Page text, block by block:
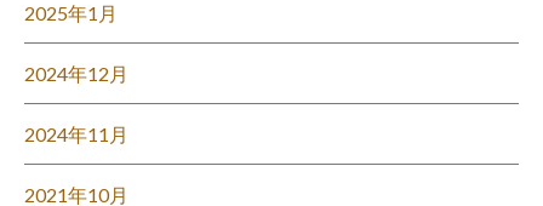
2025年1月
2024年12月
2024年11月
2021年10月